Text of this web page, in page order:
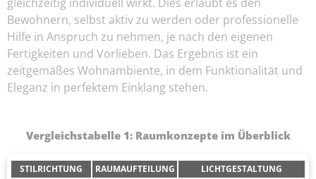
gleichzeitig individuell wirkt. Dies erlaubt es den
Bewohnern, selbst aktiv zu werden oder professionelle
Hilfe in Anspruch zu nehmen, je nach den eigenen
Fertigkeiten und Vorlieben. Das Ergebnis ist ein
zeitgemäßes Wohnambiente, in dem Funktionalität und
Eleganz in perfektem Einklang stehen.
Vergleichstabelle 1: Raumkonzepte im Überblick
STILRICHTUNG RAUMAUFTEILUNG LICHTGESTALTUNG